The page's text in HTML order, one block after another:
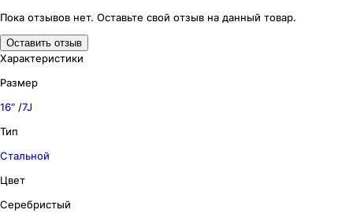
Пока отзывов нет. Оставьте свой отзыв на данный товар.
Оставить отзыв
Характеристики
Размер
16″ /7J
Тип
Стальной
Цвет
Серебристый